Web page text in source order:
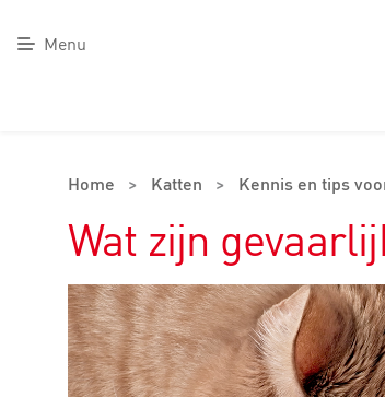
Menu
Home > Katten > Kennis en tips
Wat zijn